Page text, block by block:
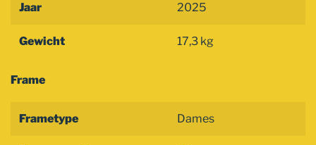
Jaar 2025
Gewicht 17,3 kg
Frame
Frametype Dames